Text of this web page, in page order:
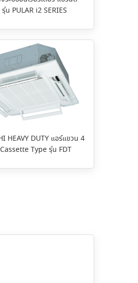
รุ่น PULAR i2 SERIES
HEAVY DUTY แอร์แขวน 4
Type รุ่น FDT